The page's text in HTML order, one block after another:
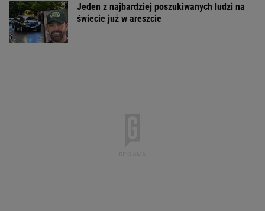
Jeden z najbardziej poszukiwanych ludzi na
świecie już w areszcie